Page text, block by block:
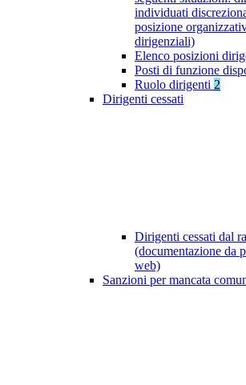
individuati
posizione
dirigenziali)
Elenco posizioni
Posti di funzione
Ruolo dirigenti 2
Dirigenti cessati
Dirigenti cessati dal
(documentazione da
web)
Sanzioni per mancata